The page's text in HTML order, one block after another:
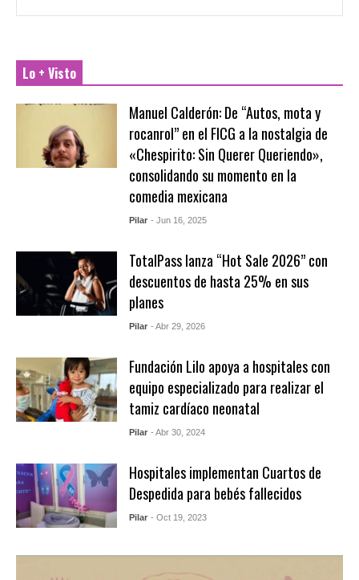
Lo + Visto
Manuel Calderón: De “Autos, mota y
rocanrol” en el FICG a la nostalgia de
«Chespirito: Sin Querer Queriendo»,
consolidando su momento en la
comedia mexicana
Pilar - Jun 16, 2025
TotalPass lanza “Hot Sale 2026” con
descuentos de hasta 25% en sus
planes
Pilar - Abr 29, 2026
Fundación Lilo apoya a hospitales con
equipo especializado para realizar el
tamiz cardíaco neonatal
Pilar - Abr 30, 2024
Hospitales implementan Cuartos de
Despedida para bebés fallecidos
Pilar - Oct 19, 2023